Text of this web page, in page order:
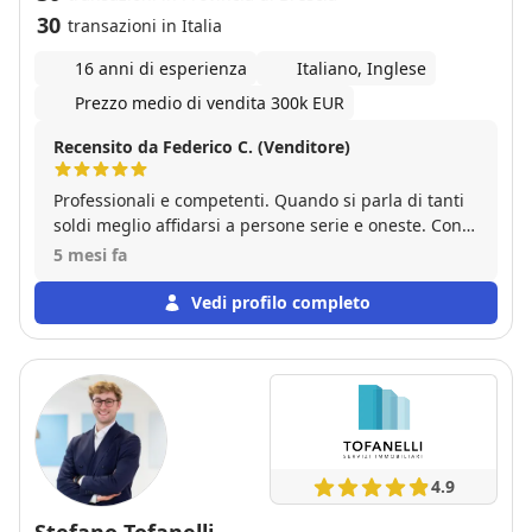
tranquilli.LA CASA STUDIO IMMOBILIARE È MOLTO
PROFESSIONALE E COMPETENTE.Grazie MARIO!!! a
risentirci.
30 transazioni in Italia
16 anni di esperienza
Italiano, Inglese
Prezzo medio di vendita 300k EUR
Recensito da Federico C. (Venditore)
Professionali e competenti. Quando si parla di tanti
soldi meglio affidarsi a persone serie e oneste. Con
Gabetti andate sul sicuro! Ottima agenzia
5 mesi fa
Vedi profilo completo
4.9